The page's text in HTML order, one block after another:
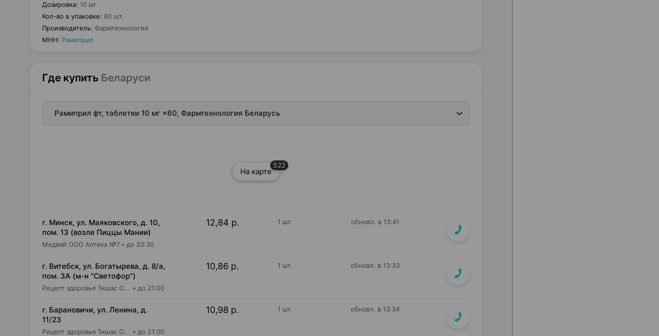
Дозировка: 10 мг
Кол-во в упаковке: 60 шт.
Производитель: Фармтехнология
МНН: Рамиприл
Где купить Беларуси
Рамиприл фт, таблетки 10 мг ×60, Фармтехнология Беларусь
На карте
522
г. Минск, ул. Маяковского, д. 10,
пом. 13 (возле Пиццы Мании)
Медвай ООО Аптека №7 до 20:30
12,84 р. 1 шт. обновл. в 13:41
г. Витебск, ул. Богатырева, д. 8/а,
пом. 3А (м-н "Светофор")
Рецепт здоровья Тишас ОДО Аптека №3 до 21:00
10,86 р. 1 шт. обновл. в 13:33
г. Барановичи, ул. Ленина, д.
11/23
Рецепт здоровья Тишас ОДО Аптека №14 до 21:00
10,98 р. 1 шт. обновл. в 13:34